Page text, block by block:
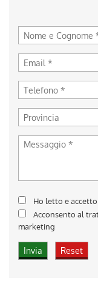
Ho letto e accetto
Acconsento al
marketing